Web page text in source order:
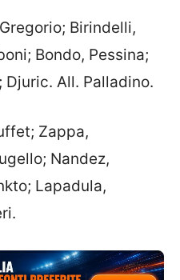
Birindelli,
Bondo, Pessina;
All. Palladino.
Zappa,
Nandez,
Lapadula,